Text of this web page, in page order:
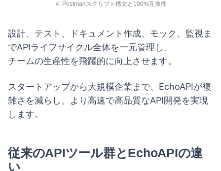
4. Postmanスクリプト構文と100%互換性
設計、テスト、ドキュメント作成、モック、監視ま
でAPIライフサイクル全体を一元管理し、
チームの生産性を飛躍的に向上させます。
スタートアップから大規模企業まで、EchoAPIが複
雑さを減らし、より高速で高品質なAPI開発を実現
します。
従来のAPIツール群とEchoAPIの違
い